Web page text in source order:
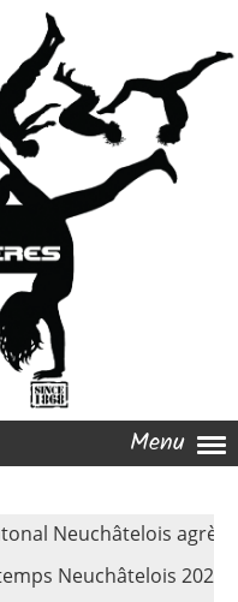
Menu
Neuchâtelois
Neuchâtelois